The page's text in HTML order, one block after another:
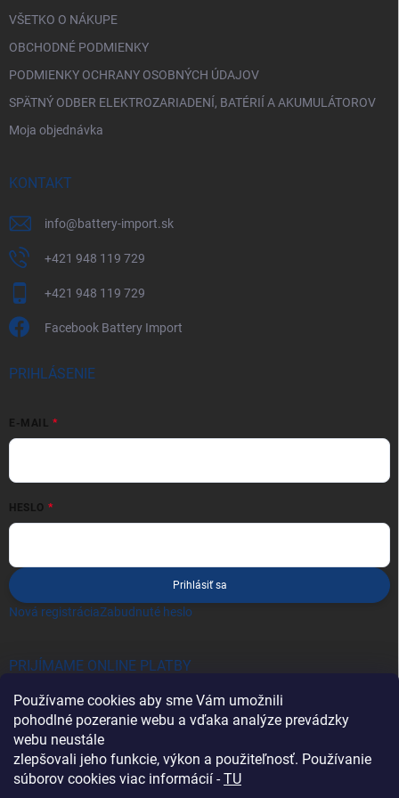
Používame cookies aby sme Vám umožnili
pohodlné pozeranie webu a vďaka analýze prevádzky
webu neustále
zlepšovali jeho funkcie, výkon a použiteľnosť. Používanie
súborov cookies viac informácií -TU
VŠETKO O NÁKUPE
OBCHODNÉ PODMIENKY
PODMIENKY OCHRANY OSOBNÝCH ÚDAJOV
SPÄTNÝ ODBER ELEKTROZARIADENÍ, BATÉRIÍ A AKUMULÁTOROV
Moja objednávka
KONTAKT
info@battery-import.sk
+421 948 119 729
+421 948 119 729
Facebook Battery Import
PRIHLÁSENIE
E-MAIL
HESLO
Prihlásiť sa
Nová registráciaZabudnuté heslo
PRIJÍMAME ONLINE PLATBY